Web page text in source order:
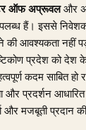
ऑफ अप्रूवलऔर
हैं। इससे
की आवश्यकता नहीं
प्रदेश को
कदम साबित हो
और प्रदर्शन
और मजबूती प्रदान